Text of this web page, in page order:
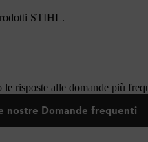
STIHL.
risposte alle domande più
nostre Domande frequenti